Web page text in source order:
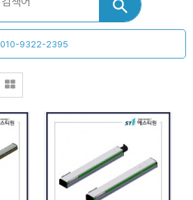
010-9322-2395